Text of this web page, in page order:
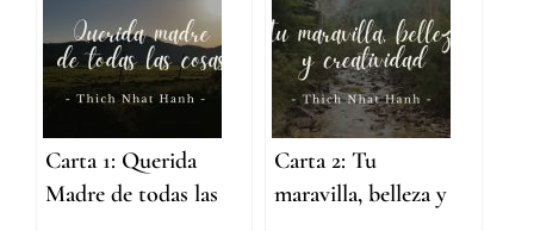
Carta 1: Querida
Madre de todas las
Carta 2: Tu
maravilla, belleza y